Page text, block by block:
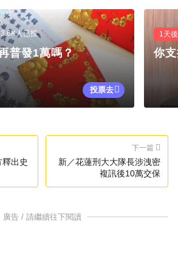
3.6K人已投
普發1萬嗎？
投票去
1天
你
出史
下一篇
新／花蓮刑大大隊長涉洩密
複訊後10萬交保
廣告 / 請繼續往下閱讀